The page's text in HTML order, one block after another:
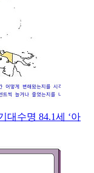
대수명 84.1세 ‘아